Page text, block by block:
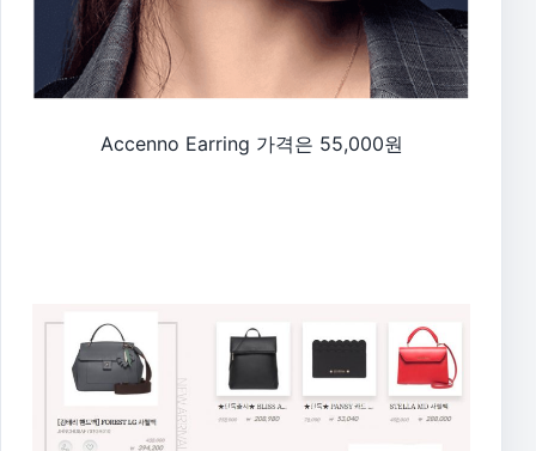
Accenno Earring 가격은 55,000원